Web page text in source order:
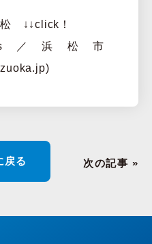
↓↓click！
／浜松市
戻る 次の記事 »